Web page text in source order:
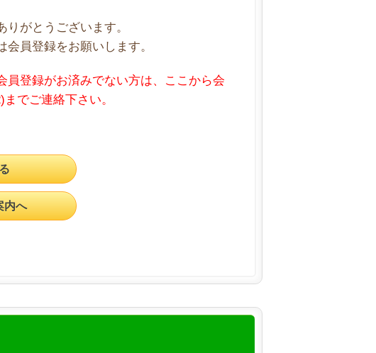
がとうございます。
員登録をお願いします。
員登録がお済みでない方は、ここから会
でご連絡下さい。
内へ